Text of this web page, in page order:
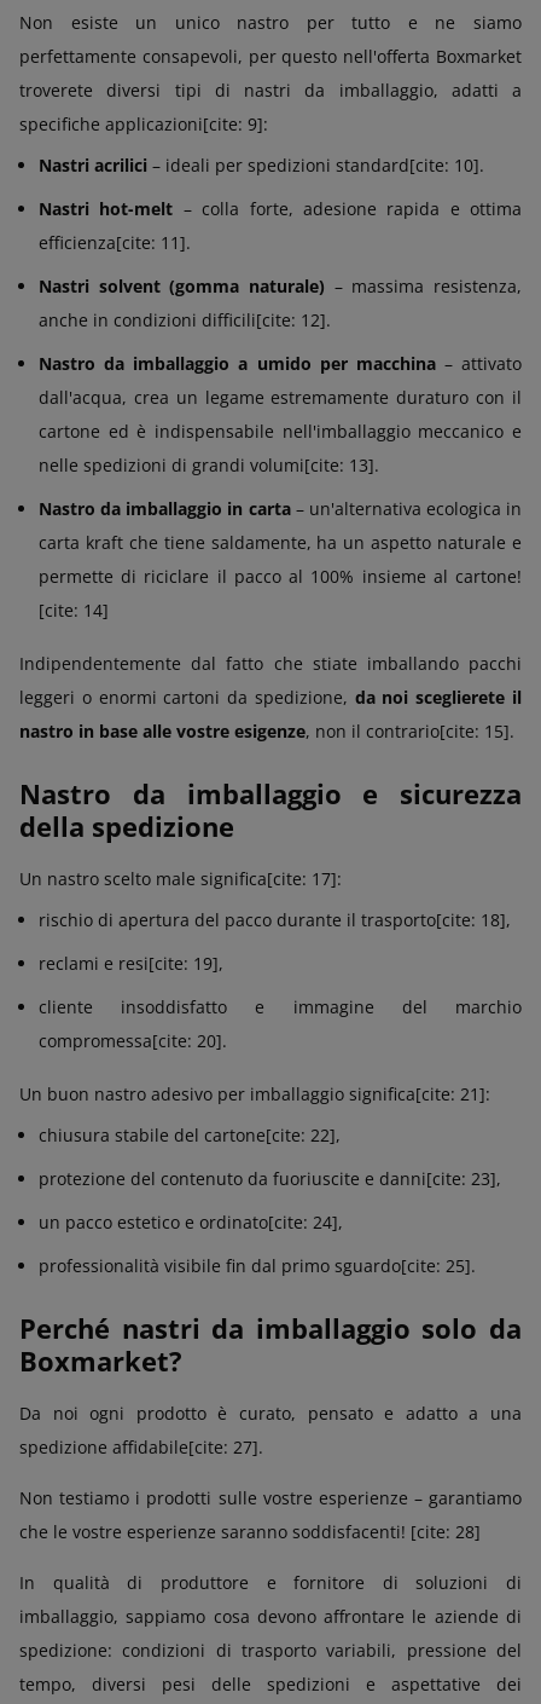
Non esiste un unico nastro per tutto e ne siamo
perfettamente consapevoli, per questo nell'offerta Boxmarket
troverete diversi tipi di nastri da imballaggio, adatti a
specifiche applicazioni[cite: 9]:
Nastri acrilici – ideali per spedizioni standard[cite: 10].
Nastri hot-melt – colla forte, adesione rapida e ottima
efficienza[cite: 11].
Nastri solvent (gomma naturale) – massima resistenza,
anche in condizioni difficili[cite: 12].
Nastro da imballaggio a umido per macchina– attivato
dall'acqua, crea un legame estremamente duraturo con il
cartone ed è indispensabile nell'imballaggio meccanico e
nelle spedizioni di grandi volumi[cite: 13].
Nastro da imballaggio in carta– un'alternativa ecologica in
carta kraft che tiene saldamente, ha un aspetto naturale e
permette di riciclare il pacco al 100% insieme al cartone!
[cite: 14]
Indipendentemente dal fatto che stiate imballando pacchi
leggeri o enormi cartoni da spedizione, da noi sceglierete il
nastro in base alle vostre esigenze, non il contrario[cite: 15].
Nastro da imballaggio e sicurezza
della spedizione
Un nastro scelto male significa[cite: 17]:
rischio di apertura del pacco durante il trasporto[cite: 18],
reclami e resi[cite: 19],
cliente insoddisfatto e immagine del marchio
compromessa[cite: 20].
Un buon nastro adesivo per imballaggio significa[cite: 21]:
chiusura stabile del cartone[cite: 22],
protezione del contenuto da fuoriuscite e danni[cite: 23],
un pacco estetico e ordinato[cite: 24],
professionalità visibile fin dal primo sguardo[cite: 25].
Perché nastri da imballaggio solo da
Boxmarket?
Da noi ogni prodotto è curato, pensato e adatto a una
spedizione affidabile[cite: 27].
Non testiamo i prodotti sulle vostre esperienze – garantiamo
che le vostre esperienze saranno soddisfacenti! [cite: 28]
In qualità di produttore e fornitore di soluzioni di
imballaggio, sappiamo cosa devono affrontare le aziende di
spedizione: condizioni di trasporto variabili, pressione del
tempo, diversi pesi delle spedizioni e aspettative dei